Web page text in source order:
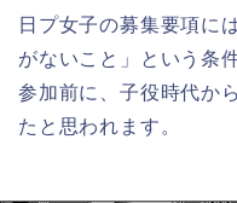
日プ女子の募集要項に
がないこと」という条
参加前に、子役時代か
たと思われます。